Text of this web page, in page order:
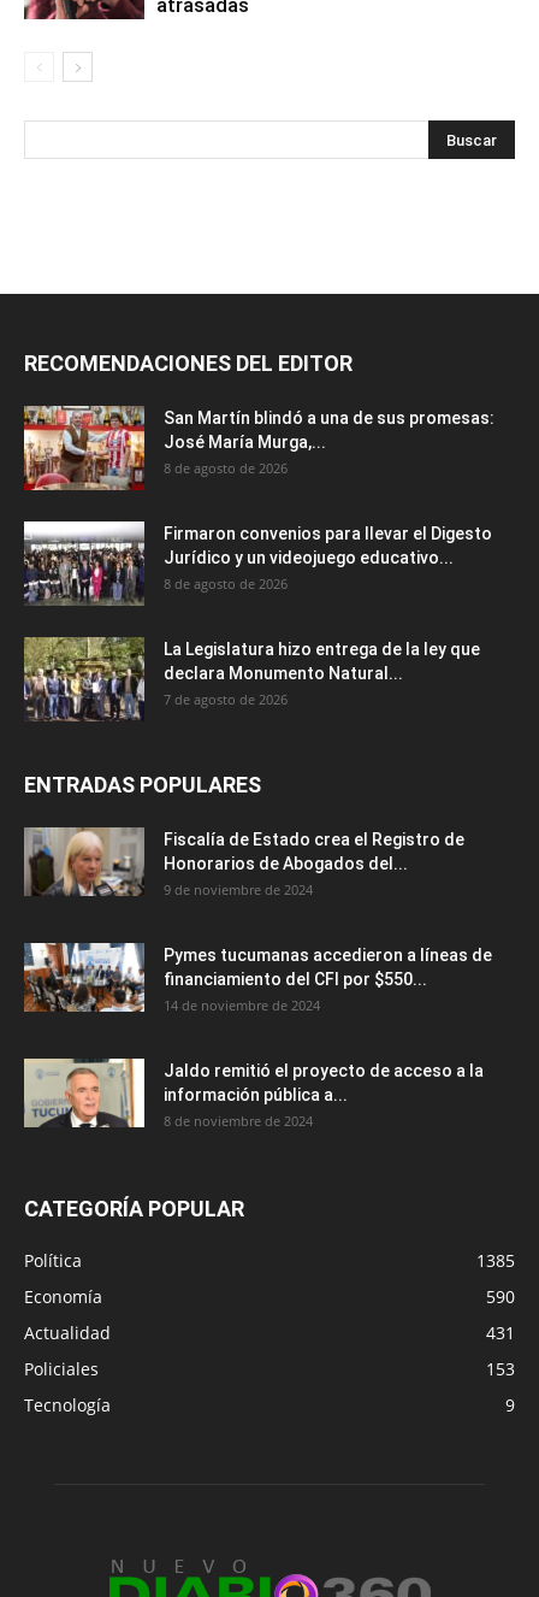
atrasadas
RECOMENDACIONES DEL EDITOR
San Martín blindó a una de sus promesas:
José María Murga,...
8 de agosto de 2026
Firmaron convenios para llevar el Digesto
Jurídico y un videojuego educativo...
8 de agosto de 2026
La Legislatura hizo entrega de la ley que
declara Monumento Natural...
7 de agosto de 2026
ENTRADAS POPULARES
Fiscalía de Estado crea el Registro de
Honorarios de Abogados del...
9 de noviembre de 2024
Pymes tucumanas accedieron a líneas de
financiamiento del CFI por $550...
14 de noviembre de 2024
Jaldo remitió el proyecto de acceso a la
información pública a...
8 de noviembre de 2024
CATEGORÍA POPULAR
Política
1385
Economía
590
Actualidad
431
Policiales
153
Tecnología
9